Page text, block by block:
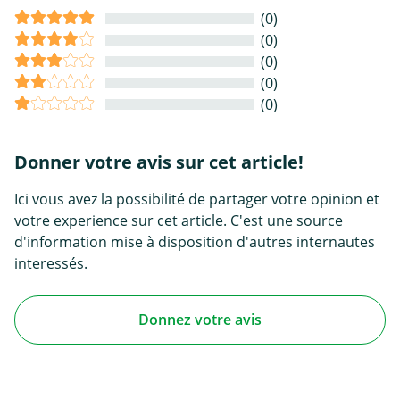
(0)
(0)
(0)
(0)
(0)
Donner votre avis sur cet article!
Ici vous avez la possibilité de partager votre opinion et
votre experience sur cet article. C'est une source
d'information mise à disposition d'autres internautes
interessés.
Donnez votre avis